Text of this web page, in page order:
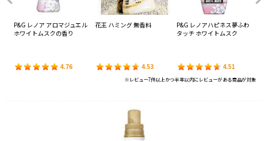
P&G レノア アロマジュエル
ホワイトムスクの香り
4.76
花王 ハミング 無香料
4.53
P&G レノアハピネス夢ふわ
タッチ ホワイトムスク
4.51
※レビュー7件以上かつ半年以内にレビューがある商品が対象